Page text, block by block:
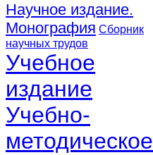
Научное издание.
Монография Сборник
научных трудов
Учебное
издание
Учебно-
методическое